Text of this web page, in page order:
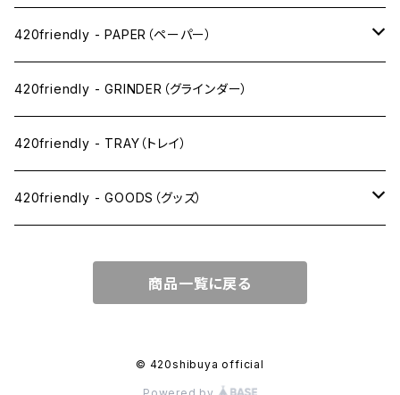
ワックス系
420friendly - PAPER（ペーパー）
SW(シングルワイド）サイズ
1 1/4サイズ
キングサイズスリム
キングサイズワイド
420friendly - GRINDER（グラインダー）
420friendly - TRAY（トレイ）
420friendly - GOODS（グッズ）
JOINT（ジョイント系）
CLEANING（掃除・保管）
商品一覧に戻る
© 420shibuya official